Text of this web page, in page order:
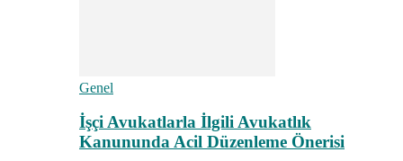
Genel
İşçi Avukatlarla İlgili Avukatlık
Kanununda Acil Düzenleme Önerisi